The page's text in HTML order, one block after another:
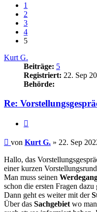
1
2
3
4
5
Kurt G.
Beiträge: 5
Registriert: 22. Sep
Behörde:
Re:
Beitrag
von Kurt G. » 22. Sep
Hallo, das
einer kurzen
Man muss seinen
schon die ersten Fragen dazu
Dann geht es weiter mit der
Über das Sachgebiet wo